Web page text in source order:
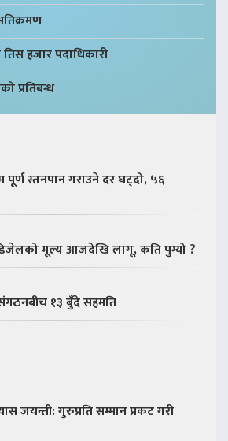
हजार पदाधिकारी
प्रतिबन्ध
पूर्ण स्तनपान गराउने दर घट्दो, ५६
मूल्य आजदेखि लागू, कति पुग्यो ?
१३ बुँदे सहमति
जयन्ती: गुरुप्रति सम्मान प्रकट गरी